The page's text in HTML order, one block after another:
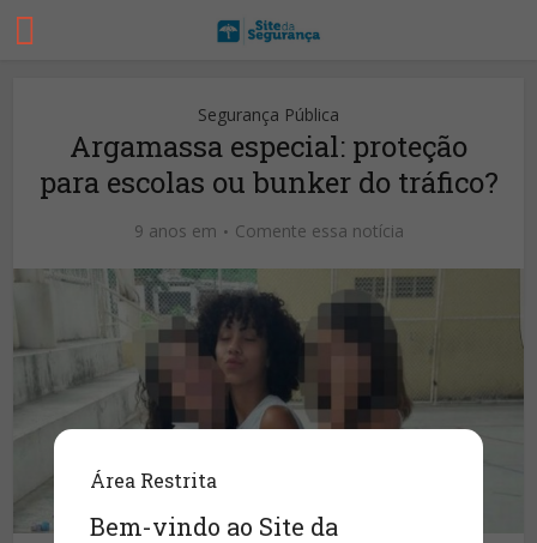
Área Restrita
Bem-vindo ao Site da
Segurança Pública
Argamassa especial: proteção
para escolas ou bunker do tráfico?
9 anos em Comente essa notícia